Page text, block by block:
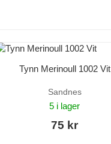
Tynn Merinoull 1002 Vit
Sandnes
5 i lager
75 kr